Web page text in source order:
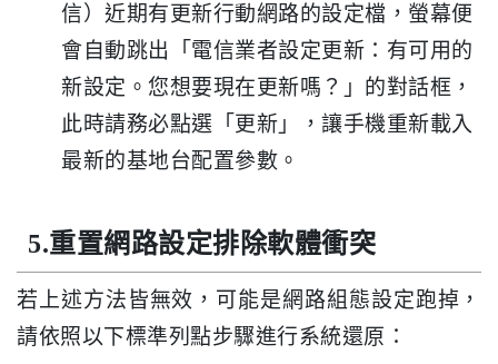
信）近期有更新行動網路的設定檔，螢幕便
會自動跳出「電信業者設定更新：有可用的
新設定。您想要現在更新嗎？」的對話框，
此時請務必點選「更新」，讓手機重新載入
最新的基地台配置參數。
5.重置網路設定排除軟體衝突
若上述方法皆無效，可能是網路組態設定跑掉，
請依照以下標準列點步驟進行系統還原：